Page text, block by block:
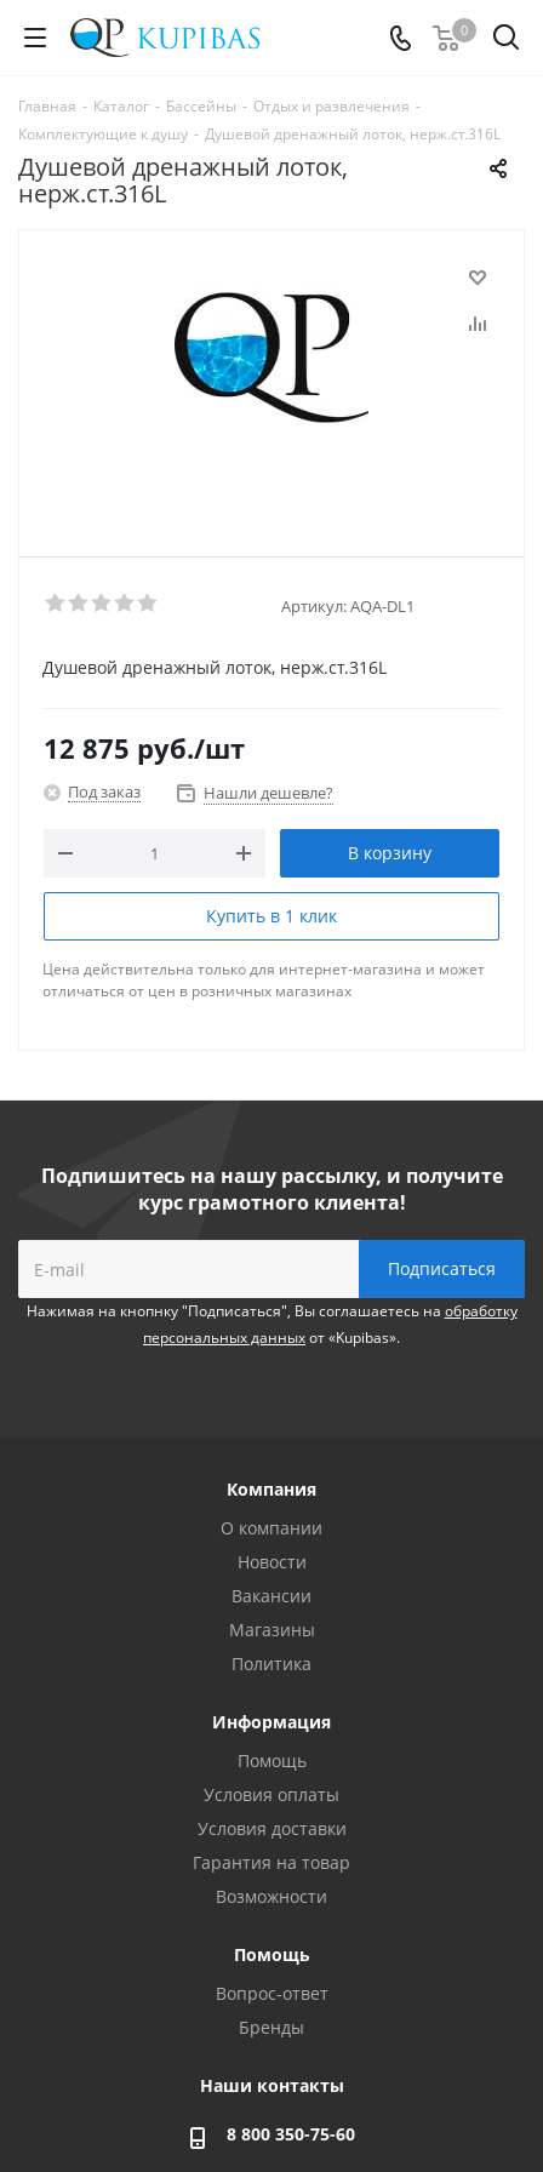
0
Главная - Каталог - Бассейны - Отдых и развлечения -
Комплектующие к душу - Душевой дренажный лоток, нерж.ст.316L
Душевой дренажный лоток,
нерж.ст.316L
Артикул:AQA-DL1
Душевой дренажный лоток, нерж.ст.316L
12 875 руб./шт
Под заказ Нашли дешевле?
В корзину
Купить в 1 клик
Цена действительна только для интернет-магазина и может
отличаться от цен в розничных магазинах
Подпишитесь на нашу рассылку, и получите
курс грамотного клиента!
Нажимая на кнопнку "Подписаться", Вы соглашаетесь на обработку
персональных данныхот «Kupibas».
Компания
О компании
Новости
Вакансии
Магазины
Политика
Информация
Помощь
Условия оплаты
Условия доставки
Гарантия на товар
Возможности
Помощь
Вопрос-ответ
Бренды
Наши контакты
8 800 350-75-60